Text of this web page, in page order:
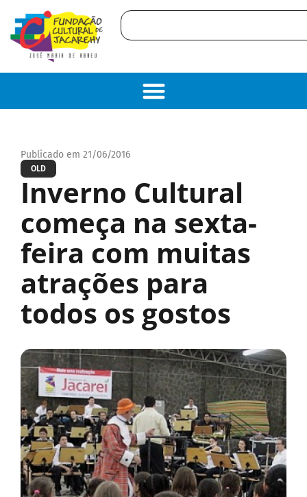
Publicado em 21/06/2016
OLD
Inverno Cultural
começa na sexta-
feira com muitas
atrações para
todos os gostos